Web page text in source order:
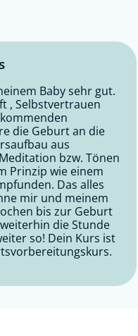
Baby sehr gut.
, Selbstvertrauen
die Geburt an die
aus
bzw. Tönen
Prinzip wie einem
Das alles
mir und meinem
bis zur Geburt
die Stunde
so! Dein Kurs ist